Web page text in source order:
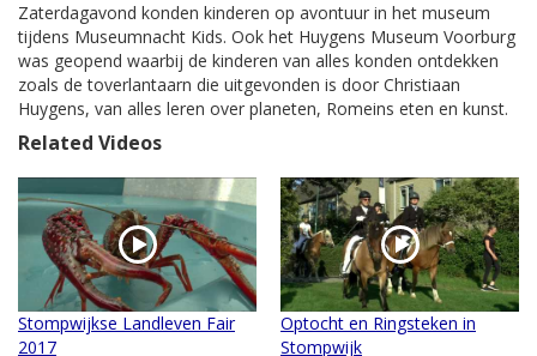
Zaterdagavond konden kinderen op avontuur in het museum
tijdens Museumnacht Kids. Ook het Huygens Museum Voorburg
was geopend waarbij de kinderen van alles konden ontdekken
zoals de toverlantaarn die uitgevonden is door Christiaan
Huygens, van alles leren over planeten, Romeins eten en kunst.
Related Videos
Stompwijkse Landleven Fair
2017
Optocht en Ringsteken in
Stompwijk